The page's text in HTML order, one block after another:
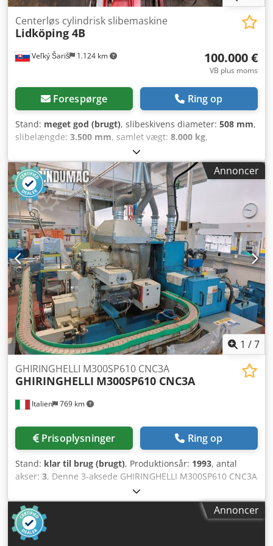
Veľký Šariš 1.124 km
Centerløs cylindrisk slibemaskine
Lidköping 4B
100.000 €
VB plus moms
Forespørge Ring op
Stand: meget god (brugt), slibeskivens diameter: 508 mm,
slibelængde: 3.500 mm, samlet vægt: 8.000 kg,
42.000 W
hovedreparation:2010, Udstyr:rotationshastighed
trinløst variabel, Vi sælger vores egen centerless
slibemaskine Lidköping 4B med omløbsstation fra vores
datterselskab i Slovakiet. Maskinen er tilsluttet strøm og
kan besigtiges. Omløbsstationen er egnet til aksler med en
længde på op til ca. 3.000 mm, hvilket muliggør
kontinuerlig færdigslibning af aksler med flere slibninger.
Kølemiddelanlægget har et køleanlæg til temperaturstyring
af kølesmøremidlet. Lidköping 4B slibemaskinen har en
justerbar slibe- og reguleringsskive. Maskinen er fra 1970
og blev teknisk og elektrisk totalrenoveret hos Markmetall i
2010. I 2018 blev slibemaskinen opgraderet med en
nybygget omløbsstation fra SH Anbaugeräte/Markmetall,
hvilket gør det muligt at drive maskinen som en
fuldautomatisk centerless slibemaskine. Omfattende
dokumentation foreligger. Dedovuq Hxepfx Agxsck
Annoncer
1 /7
Italien 769 km
GHIRINGHELLI M300SP610 CNC3A
GHIRINGHELLI M300SP610 CNC3A
Prisoplysninger Ring op
Stand: klar til brug (brugt), Produktionsår: 1993, antal
akser: 3, Denne 3-aksede GHIRINGHELLI M300SP610 CNC3A
blev fremstillet i 1993. Den har en slibeskive-diameter på
610 mm og en maksimal skivehastighed på 35 m/s.
Maskinen er udstyret med et automatisk ind- og
udladesystem, som øger produktiviteten. Hvis du søger en
rundslibemaskine uden spids af høj kvalitet, bør du
Annoncer